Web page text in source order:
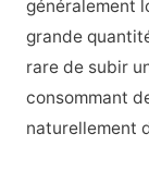
généralement
grande
rare de subir
consommant
naturellement